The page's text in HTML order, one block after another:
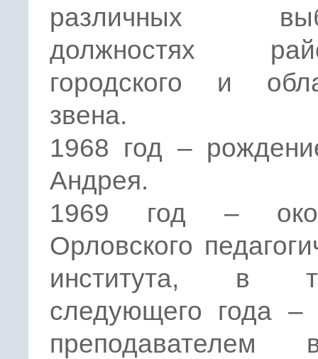
различных
должностях
городского и
звена.
1968 год –
Андрея.
1969 год –
Орловского
института, в
следующего года –
преподавателем